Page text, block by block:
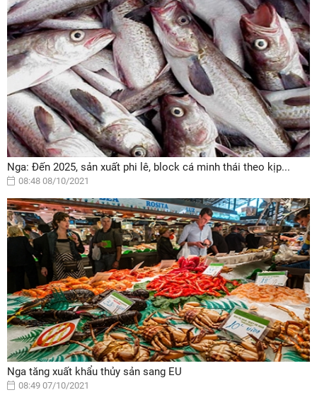
Nga: Đến 2025, sản xuất phi lê, block cá minh thái theo kịp...
08:48 08/10/2021
Nga tăng xuất khẩu thủy sản sang EU
08:49 07/10/2021